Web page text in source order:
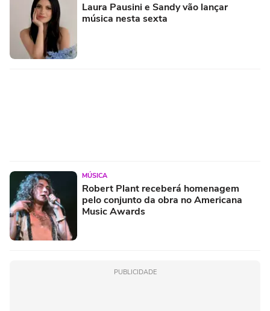
Laura Pausini e Sandy vão lançar
música nesta sexta
MÚSICA
Robert Plant receberá homenagem
pelo conjunto da obra no Americana
Music Awards
PUBLICIDADE